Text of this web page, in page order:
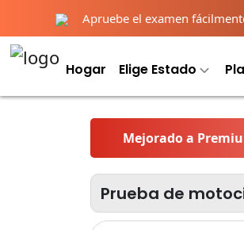
Apruebe el examen
Hogar Elige Estado
Mejorado a
Prueba de